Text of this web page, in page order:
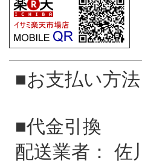
■お支払い方
■代金引換
配送業者： 佐